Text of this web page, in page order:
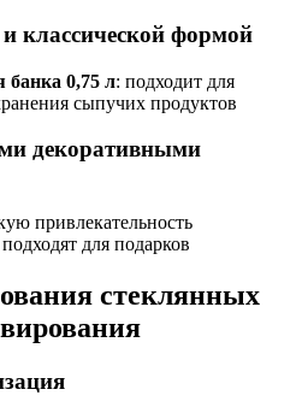
классической формой
банка 0,75 л: подходит для
сыпучих продуктов
декоративными
привлекательность
для подарков
стеклянных